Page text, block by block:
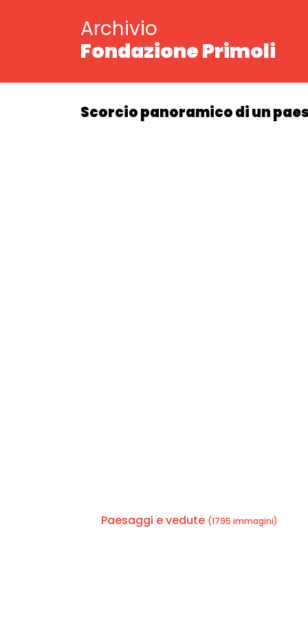
Archivio
Fondazione Primoli
Scorcio panoramico di un
Paesaggi e vedute (1795 immagini)